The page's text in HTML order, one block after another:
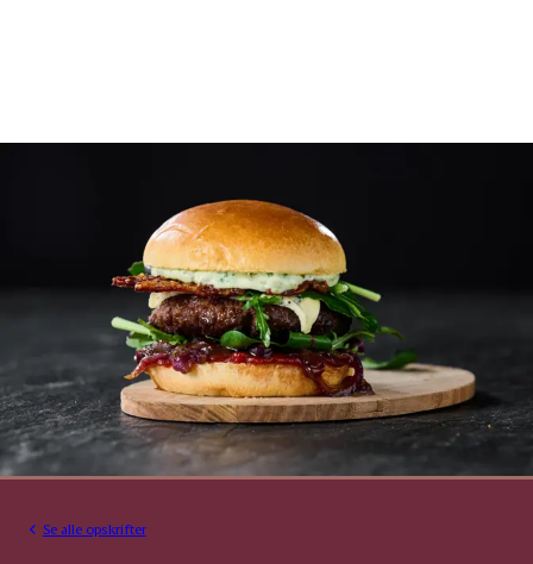
Se alle opskrifter